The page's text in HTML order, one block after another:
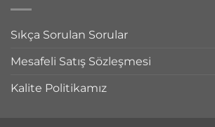
Sıkça Sorulan Sorular
Mesafeli Satış Sözleşmesi
Kalite Politikamız